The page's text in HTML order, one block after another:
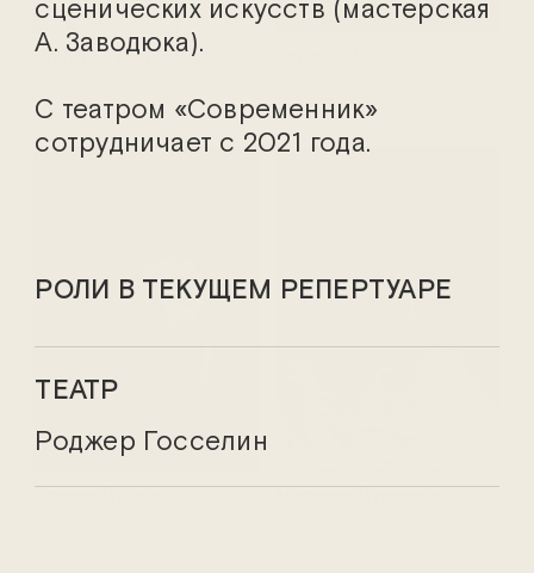
Артём Дубра
Никита Грудинов
Марина Дунаева
сценических искусств (мастерская
А. Заводюка).
С театром «Современник»
сотрудничает с 2021 года.
РОЛИ В ТЕКУЩЕМ РЕПЕРТУАРЕ
ТЕАТР
Роджер Госселин